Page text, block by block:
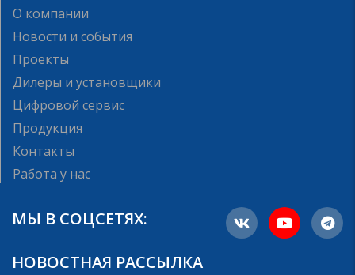
О компании
Новости и события
Проекты
Дилеры и установщики
Цифровой сервис
Продукция
Контакты
Работа у нас
МЫ В СОЦСЕТЯХ:
НОВОСТНАЯ РАССЫЛКА